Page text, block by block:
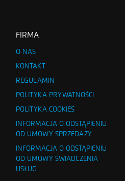
FIRMA
O NAS
KONTAKT
REGULAMIN
POLITYKA PRYWATNOŚCI
POLITYKA COOKIES
INFORMACJA O ODSTĄPIENIU
OD UMOWY SPRZEDAŻY
INFORMACJA O ODSTĄPIENIU
OD UMOWY ŚWIADCZENIA
USŁUG